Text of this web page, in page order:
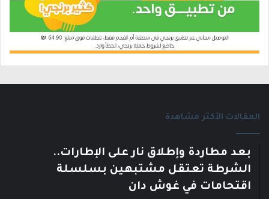
المقالات الأكثر مشاهدة
بعد مطاردة وإطلاق نار على الإطارات..
الشرطة تعتقل مشتبهين بسلسلة
اقتحامات في غوش دان